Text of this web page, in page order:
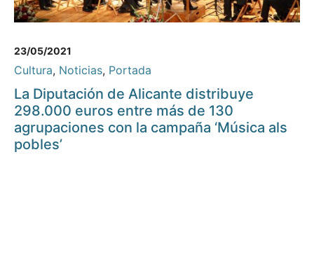
23/05/2021
Cultura, Noticias, Portada
La Diputación de Alicante distribuye
298.000 euros entre más de 130
agrupaciones con la campaña ‘Música als
pobles’